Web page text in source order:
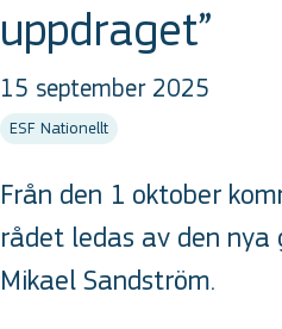
uppdraget”
15 september 2025
ESF Nationellt
Från den 1 oktober
rådet ledas av den nya
Mikael Sandström.